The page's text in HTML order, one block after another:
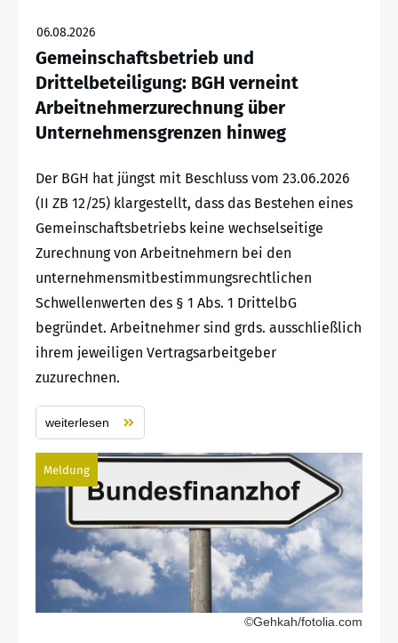
06.08.2026
Gemeinschaftsbetrieb und
Drittelbeteiligung: BGH verneint
Arbeitnehmerzurechnung über
Unternehmensgrenzen hinweg
Der BGH hat jüngst mit Beschluss vom 23.06.2026
(II ZB 12/25) klargestellt, dass das Bestehen eines
Gemeinschaftsbetriebs keine wechselseitige
Zurechnung von Arbeitnehmern bei den
unternehmensmitbestimmungsrechtlichen
Schwellenwerten des § 1 Abs. 1 DrittelbG
begründet. Arbeitnehmer sind grds. ausschließlich
ihrem jeweiligen Vertragsarbeitgeber
zuzurechnen.
weiterlesen
Meldung
©Gehkah/fotolia.com